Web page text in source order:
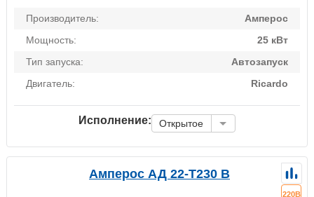
Производитель:
Амперос
Мощность:
25 кВт
Тип запуска:
Автозапуск
Двигатель:
Ricardo
Исполнение: Открытое
Амперос АД 22-Т230 B
220В